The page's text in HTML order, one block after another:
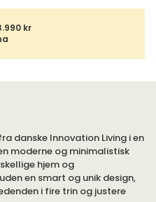
kr
danske Innovation Living i en
moderne og minimalistisk
hjem og
en smart og unik design,
i fire trin og justere